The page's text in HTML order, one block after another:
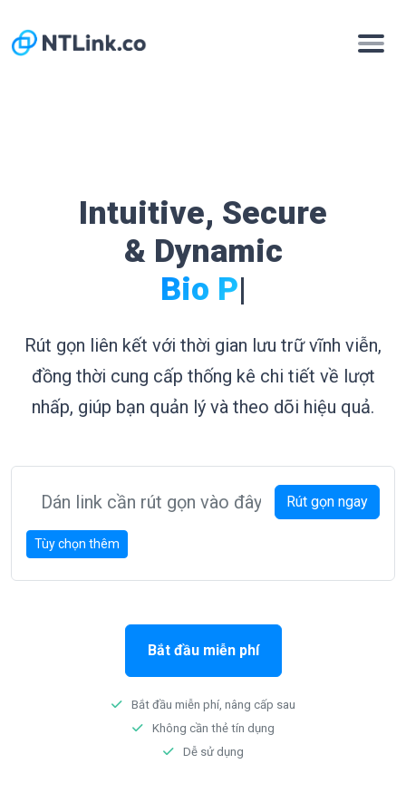
Intuitive, Secure
& Dynamic
Bio Pages.
Rút gọn liên kết với thời gian lưu trữ vĩnh viễn,
đồng thời cung cấp thống kê chi tiết về lượt
nhấp, giúp bạn quản lý và theo dõi hiệu quả.
Rút gọn ngay
Tùy chọn thêm
Bắt đầu miễn phí
Bắt đầu miễn phí, nâng cấp sau
Không cần thẻ tín dụng
Dễ sử dụng